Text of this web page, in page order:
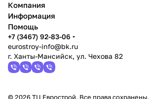
Компания
Информация
Помощь
+7 (3467) 92-83-06
eurostroy-info@bk.ru
г. Ханты-Мансийск, ул. Чехова 82
© 2026 ТЦ Еврострой. Все права сохранены.